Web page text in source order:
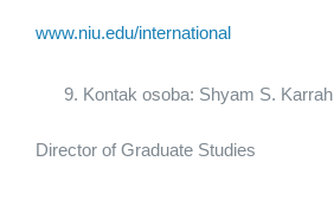
www.niu.edu/international
Kontak osoba: Shyam S. Karrah
Director of Graduate Studies